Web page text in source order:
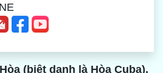
(biệt danh là Hòa Cuba),